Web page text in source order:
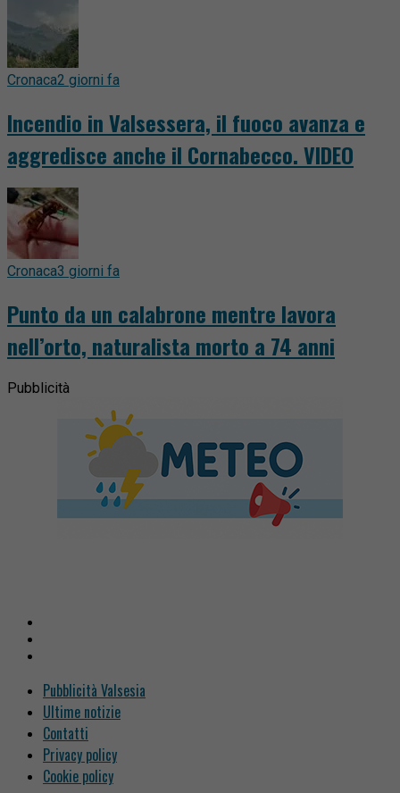
Cronaca2 giorni fa
Incendio in Valsessera, il fuoco avanza e
aggredisce anche il Cornabecco. VIDEO
Cronaca3 giorni fa
Punto da un calabrone mentre lavora
nell’orto, naturalista morto a 74 anni
Pubblicità
Pubblicità Valsesia
Ultime notizie
Contatti
Privacy policy
Cookie policy